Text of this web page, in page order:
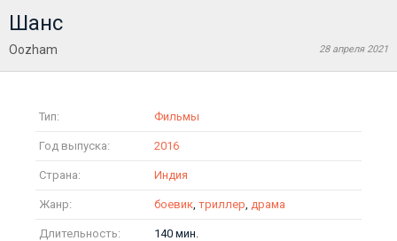
Шанс
Oozham 28 апреля 2021
Тип: Фильмы
Год выпуска: 2016
Страна: Индия
Жанр: боевик, триллер, драма
Длительность: 140 мин.